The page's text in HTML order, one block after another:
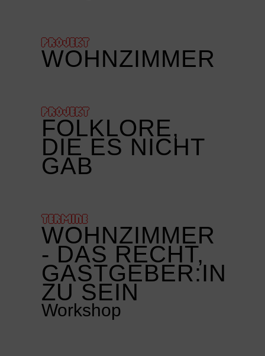
PROJEKT
WOHNZIMMER
PROJEKT
FOLKLORE,
DIE ES NICHT
GAB
TERMINE
WOHNZIMMER
- DAS RECHT,
GASTGEBER:IN
ZU SEIN
Workshop